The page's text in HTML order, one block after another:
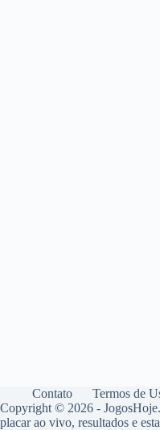
Contato Termos de
Copyright © 2026 -
placar ao vivo, resultados e